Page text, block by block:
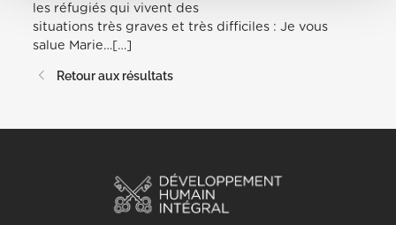
les réfugiés qui vivent des
situations très graves et très difficiles : Je vous
salue Marie…[…]
Retour aux résultats